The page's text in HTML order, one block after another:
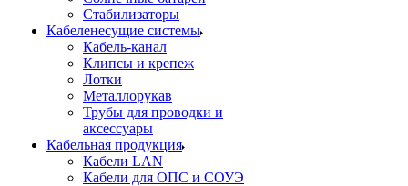
Стабилизаторы
Кабеленесущие системы
Кабель-канал
Клипсы и крепеж
Лотки
Металлорукав
Трубы для проводки и
аксессуары
Кабельная продукция
Кабели LAN
Кабели для ОПС и СОУЭ